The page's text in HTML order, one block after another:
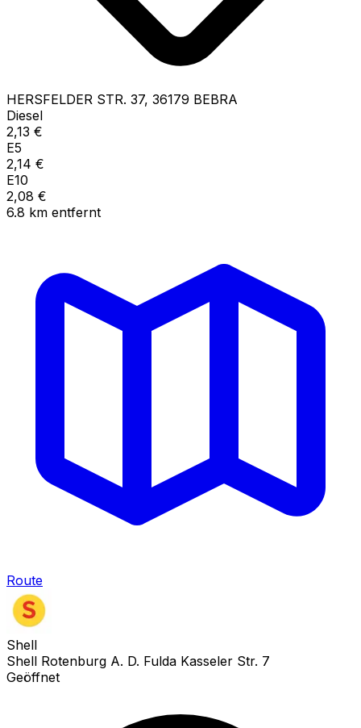
HERSFELDER STR. 37, 36179 BEBRA
Diesel
2,13 €
E5
2,14 €
E10
2,08 €
6.8 km entfernt
Route
Shell
Shell Rotenburg A. D. Fulda Kasseler Str. 7
Geöffnet